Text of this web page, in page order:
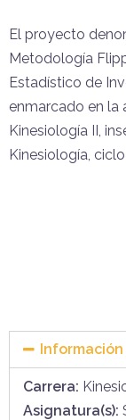
El proyecto
Metodología
Estadístico de
enmarcado en la
Kinesiología II,
Kinesiología,
Carrera:
Asignatura(s):